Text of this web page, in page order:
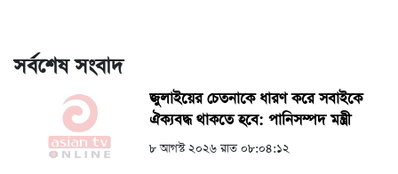
সর্বশেষ সংবাদ
জুলাইয়ের চেতনাকে ধারণ করে সবাইকে
ঐক্যবদ্ধ থাকতে হবে: পানিসম্পদ মন্ত্রী
৮ আগস্ট ২০২৬ রাত ০৮:০৪:১২